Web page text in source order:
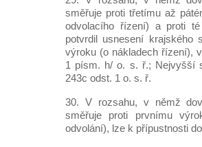
směřuje proti třetímu až
odvolacího řízení) a proti
potvrdil usnesení
výroku (o nákladech řízení),
1 písm. h/ o. s. ř.; Nejvyšší
243c odst. 1 o. s. ř.
30. V rozsahu, v němž
směřuje proti prvnímu
odvolání), lze k přípustnosti